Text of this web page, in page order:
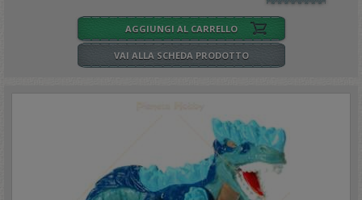
AGGIUNGI AL CARRELLO
VAI ALLA SCHEDA PRODOTTO